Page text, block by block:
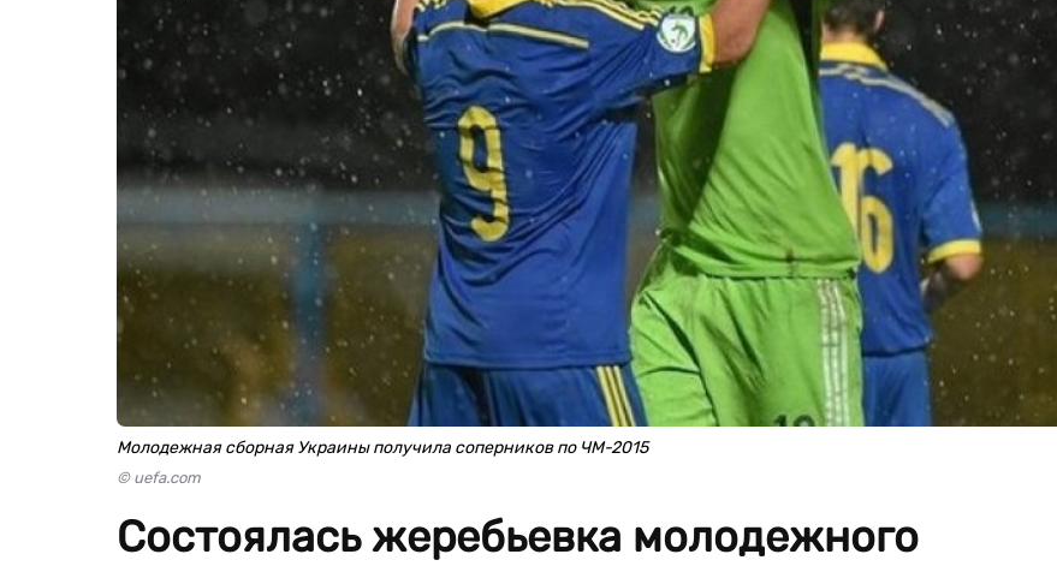
Молодежная сборная Украины получила соперников по ЧМ-2015
© uefa.com
Состоялась жеребьевка молодежного